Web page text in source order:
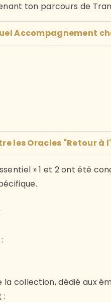
ton parcours de
Accompagnement
les Oracles "Retour à
» 1 et 2 ont été
:
collection, dédié aux
: